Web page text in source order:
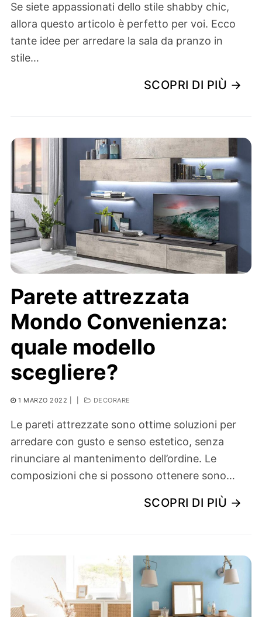
Se siete appassionati dello stile shabby chic,
allora questo articolo è perfetto per voi. Ecco
tante idee per arredare la sala da pranzo in
stile…
SCOPRI DI PIÙ →
Parete attrezzata
Mondo Convenienza:
quale modello
scegliere?
1 MARZO 2022 DECORARE
Le pareti attrezzate sono ottime soluzioni per
arredare con gusto e senso estetico, senza
rinunciare al mantenimento dell’ordine. Le
composizioni che si possono ottenere sono…
SCOPRI DI PIÙ →